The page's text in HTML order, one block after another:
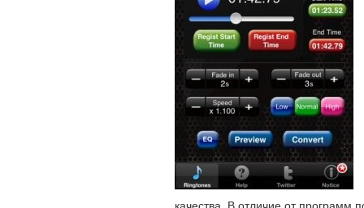
качества. В отличие от программ